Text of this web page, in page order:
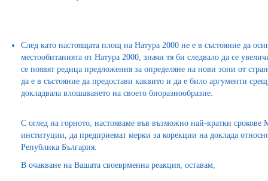
След като настоящата площ на Натура 2000 не е в състояние да
местообитанията от Натура 2000, значи тя би следвало да се
се появят редица предложения за определяне на нови зони от
да е в състояние да предостави каквито и да е било аргументи
докладвала влошаването на своето биоразнообразие.
С оглед на горното, настояваме във възможно най-кратки
институции, да предприемат мерки за корекции на доклада
Република България.
В очакване на Вашата своеврменна реакция, оставам,